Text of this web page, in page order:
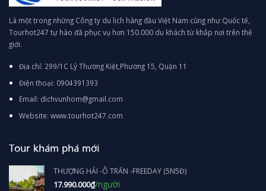
Là một trong những Công ty du lịch hàng đầu Việt Nam cũng như Quốc tế,
Tourhot247 tự hào đã phục vụ hơn 150.000 du khách từ khắp nơi trên thế
giới.
Địa chỉ: 299/1C Lý Thường Kiệt,Phường 15, Quận 11
Điện thoại: 0904391393
Email: dichvunhom@gmail.com
Website: www.tourhot247.com
Tour khám phá mới
THƯỢNG HẢI -Ô TRẤN -FREEDAY (5N5Đ)
17.990.000₫/người